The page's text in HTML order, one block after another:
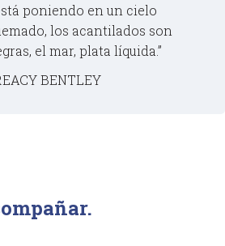
poniendo en un cielo
los acantilados son
el mar, plata líquida.”
BENTLEY